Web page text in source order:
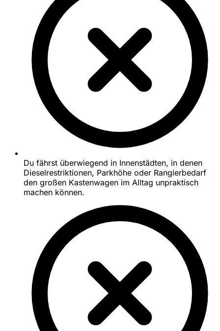
Du fährst überwiegend in Innenstädten, in denen
Dieselrestriktionen, Parkhöhe oder Rangierbedarf
den großen Kastenwagen im Alltag unpraktisch
machen können.